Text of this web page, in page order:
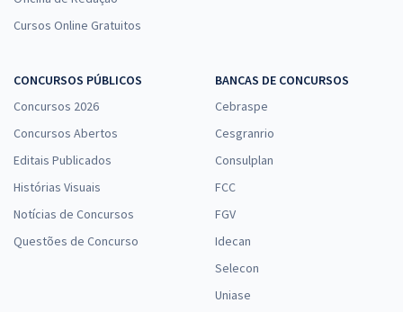
Cursos Online Gratuitos
CONCURSOS PÚBLICOS
Concursos 2026
Concursos Abertos
Editais Publicados
Histórias Visuais
Notícias de Concursos
Questões de Concurso
BANCAS DE CONCURSOS
Cebraspe
Cesgranrio
Consulplan
FCC
FGV
Idecan
Selecon
Uniase